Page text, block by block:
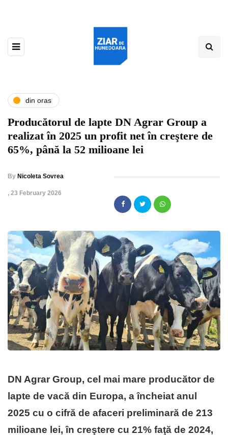
din oras
Producătorul de lapte DN Agrar Group a
realizat în 2025 un profit net în creştere de
65%, până la 52 milioane lei
By Nicoleta Sovrea
, 23 February 2026
DN Agrar Group, cel mai mare producător de
lapte de vacă din Europa, a încheiat anul
2025 cu o cifră de afaceri preliminară de 213
milioane lei, în creştere cu 21% faţă de 2024,